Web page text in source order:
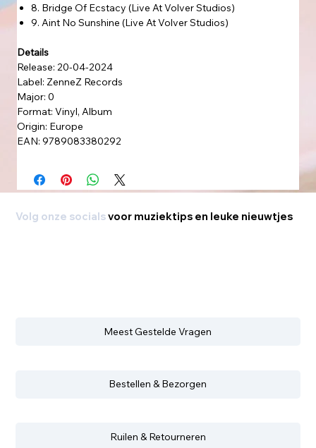
8. Bridge Of Ecstacy (Live At Volver Studios)
9. Aint No Sunshine (Live At Volver Studios)
Details
Release: 20-04-2024
Label: ZenneZ Records
Major: 0
Format: Vinyl, Album
Origin: Europe
EAN: 9789083380292
Volg onze socialsvoor muziektips en leuke nieuwtjes
Meest Gestelde Vragen
Bestellen & Bezorgen
Ruilen & Retourneren